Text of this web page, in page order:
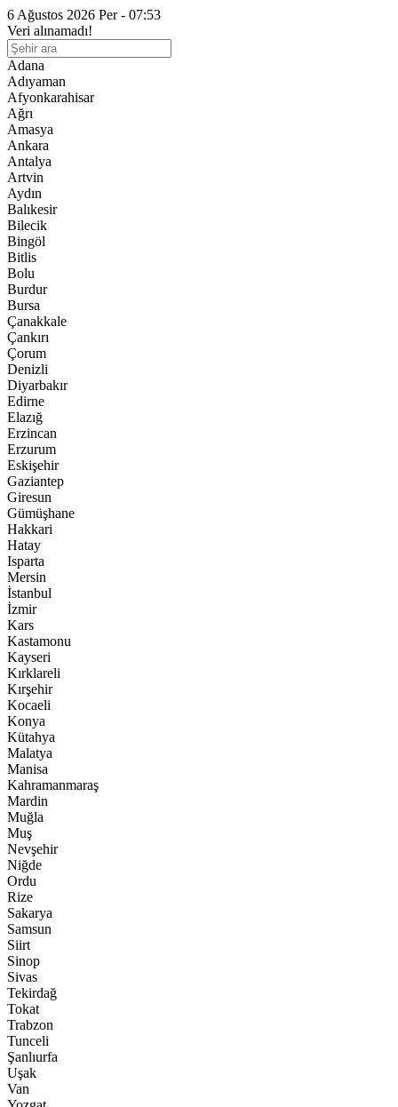
6 Ağustos 2026 Per - 07:53
Veri alınamadı!
Adana
Adıyaman
Afyonkarahisar
Ağrı
Amasya
Ankara
Antalya
Artvin
Aydın
Balıkesir
Bilecik
Bingöl
Bitlis
Bolu
Burdur
Bursa
Çanakkale
Çankırı
Çorum
Denizli
Diyarbakır
Edirne
Elazığ
Erzincan
Erzurum
Eskişehir
Gaziantep
Giresun
Gümüşhane
Hakkari
Hatay
Isparta
Mersin
İstanbul
İzmir
Kars
Kastamonu
Kayseri
Kırklareli
Kırşehir
Kocaeli
Konya
Kütahya
Malatya
Manisa
Kahramanmaraş
Mardin
Muğla
Muş
Nevşehir
Niğde
Ordu
Rize
Sakarya
Samsun
Siirt
Sinop
Sivas
Tekirdağ
Tokat
Trabzon
Tunceli
Şanlıurfa
Uşak
Van